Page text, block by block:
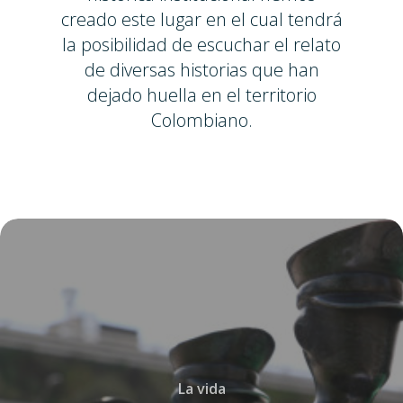
creado este lugar en el cual tendrá
la posibilidad de escuchar el relato
de diversas historias que han
dejado huella en el territorio
Colombiano.
La vida